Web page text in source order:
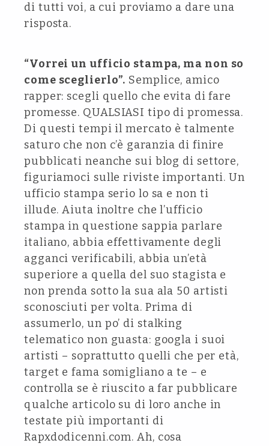
di tutti voi, a cui proviamo a dare una
risposta.
“Vorrei un ufficio stampa, ma non so
come sceglierlo”. Semplice, amico
rapper: scegli quello che evita di fare
promesse. QUALSIASI tipo di promessa.
Di questi tempi il mercato è talmente
saturo che non c’è garanzia di finire
pubblicati neanche sui blog di settore,
figuriamoci sulle riviste importanti. Un
ufficio stampa serio lo sa e non ti
illude. Aiuta inoltre che l’ufficio
stampa in questione sappia parlare
italiano, abbia effettivamente degli
agganci verificabili, abbia un’età
superiore a quella del suo stagista e
non prenda sotto la sua ala 50 artisti
sconosciuti per volta. Prima di
assumerlo, un po’ di stalking
telematico non guasta: googla i suoi
artisti – soprattutto quelli che per età,
target e fama somigliano a te – e
controlla se è riuscito a far pubblicare
qualche articolo su di loro anche in
testate più importanti di
Rapxdodicenni.com. Ah, cosa